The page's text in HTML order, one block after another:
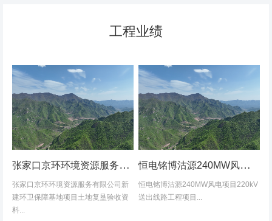
工程业绩
张家口京环环境资源服务有限公司新建环卫保障基地项目土地复垦验收资料
张家口京环环境资源服务有限公司新
建环卫保障基地项目土地复垦验收资
料...
恒电铭博沽源240MW风电项目220kV送出线路工程项目土地复垦验收资料
恒电铭博沽源240MW风电项目220kV
送出线路工程项目...